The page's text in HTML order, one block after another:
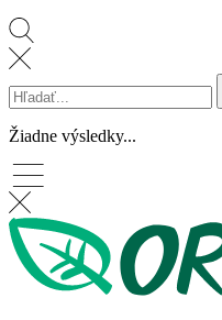
Žiadne výsledky...